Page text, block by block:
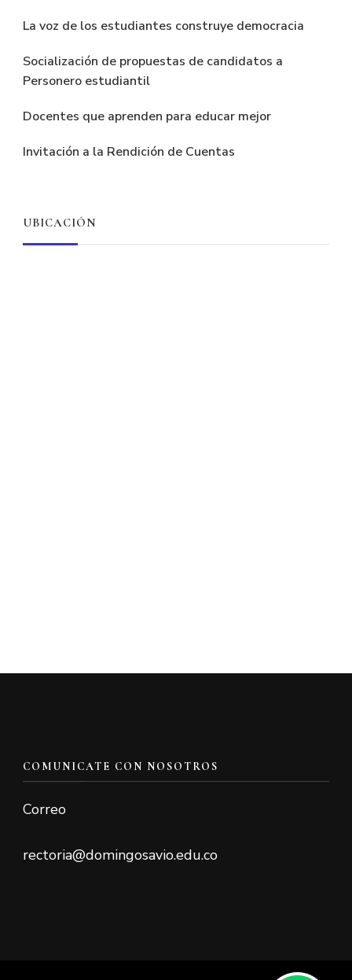
La voz de los estudiantes construye democracia
Socialización de propuestas de candidatos a
Personero estudiantil
Docentes que aprenden para educar mejor
Invitación a la Rendición de Cuentas
UBICACIÓN
COMUNICATE CON NOSOTROS
Correo
rectoria@domingosavio.edu.co